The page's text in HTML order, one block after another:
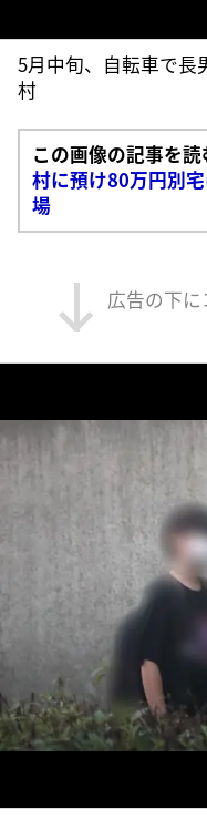
5月中旬、自転車で長
村
この画像の記事を読
村に預け80万円別
場
広告の下